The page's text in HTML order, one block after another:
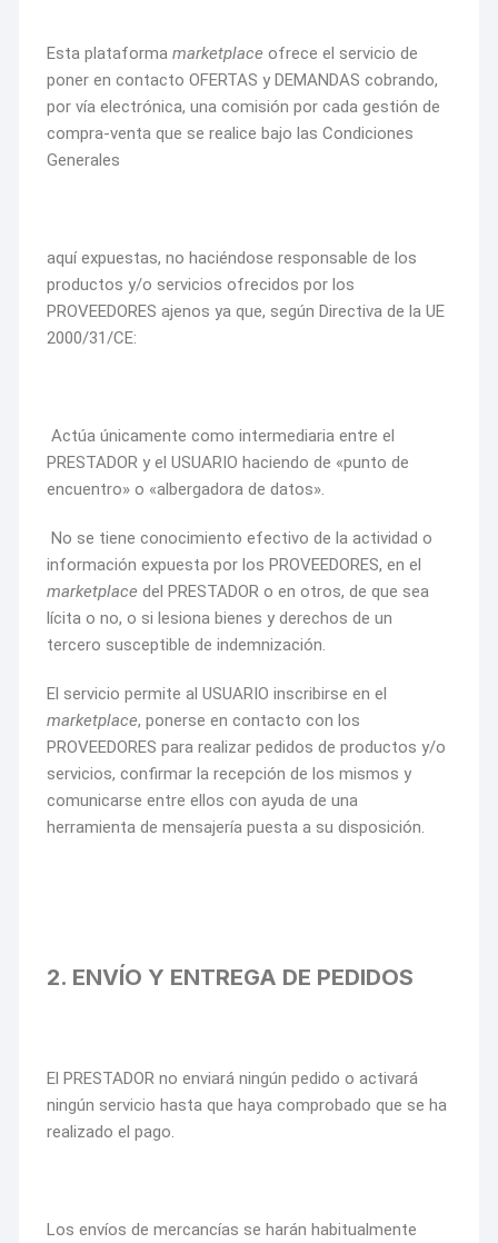
Esta plataformamarketplaceofrece el servicio de
poner en contacto OFERTAS y DEMANDAS cobrando,
por vía electrónica, una comisión por cada gestión de
compra-venta que se realice bajo las Condiciones
Generales
aquí expuestas, no haciéndose responsable de los
productos y/o servicios ofrecidos por los
PROVEEDORES ajenos ya que, según Directiva de la UE
2000/31/CE:
Actúa únicamente como intermediaria entre el
PRESTADOR y el USUARIO haciendo de «punto de
encuentro» o «albergadora de datos».
No se tiene conocimiento efectivo de la actividad o
información expuesta por los PROVEEDORES, en el
marketplacedel PRESTADOR o en otros, de que sea
lícita o no, o si lesiona bienes y derechos de un
tercero susceptible de indemnización.
El servicio permite al USUARIO inscribirse en el
marketplace, ponerse en contacto con los
PROVEEDORES para realizar pedidos de productos y/o
servicios, confirmar la recepción de los mismos y
comunicarse entre ellos con ayuda de una
herramienta de mensajería puesta a su disposición.
2. ENVÍO Y ENTREGA DE PEDIDOS
El PRESTADOR no enviará ningún pedido o activará
ningún servicio hasta que haya comprobado que se ha
realizado el pago.
Los envíos de mercancías se harán habitualmente